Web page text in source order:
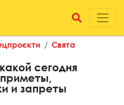
Свята
сегодня
и запреты